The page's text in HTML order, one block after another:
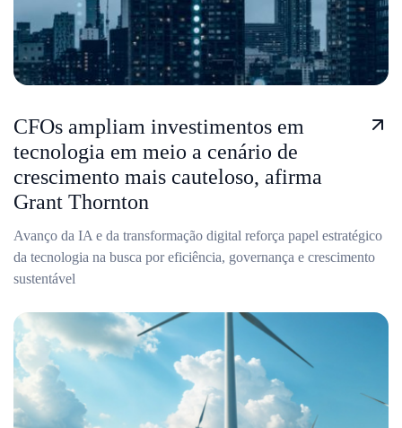
CFOs ampliam investimentos em
tecnologia em meio a cenário de
crescimento mais cauteloso, afirma
Grant Thornton
Avanço da IA e da transformação digital reforça papel estratégico
da tecnologia na busca por eficiência, governança e crescimento
sustentável